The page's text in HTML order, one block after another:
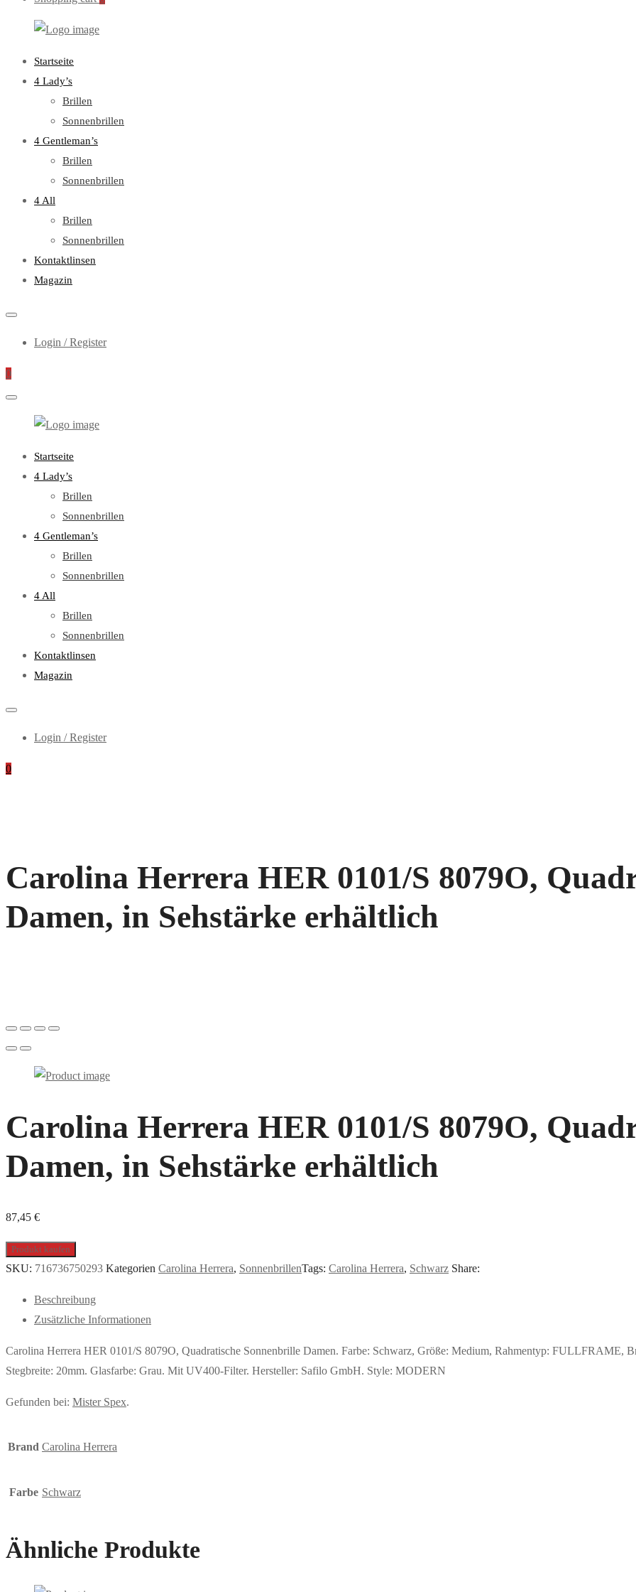
Primary
Menu
Startseite
4 Lady’s
Brillen
Sonnenbrillen
4 Gentleman’s
Brillen
Sonnenbrillen
4 All
Brillen
Sonnenbrillen
Kontaktlinsen
Magazin
Login / Register
0
Primary
Menu
Startseite
4 Lady’s
Brillen
Sonnenbrillen
4 Gentleman’s
Brillen
Sonnenbrillen
4 All
Brillen
Sonnenbrillen
Kontaktlinsen
Magazin
Login / Register
0
Carolina Herrera HER 0101/S 8079O,
Damen, in Sehstärke erhältlich
Carolina Herrera HER 0101/S 8079O,
Damen, in Sehstärke erhältlich
87,45 €
Produkt kaufen
SKU: 716736750293 Kategorien Carolina Herrera, SonnenbrillenTags: Carolina Herrera, Schwarz Share:
Beschreibung
Zusätzliche Informationen
Carolina Herrera HER 0101/S 8079O, Quadratische Sonnenbrille Damen. Farbe: Schwarz, Größe: Medium, Rahmentyp: FULLFRAME,
Stegbreite: 20mm. Glasfarbe: Grau. Mit UV400-Filter. Hersteller: Safilo GmbH. Style: MODERN
Gefunden bei: Mister Spex.
Brand Carolina Herrera
Farbe Schwarz
Ähnliche Produkte